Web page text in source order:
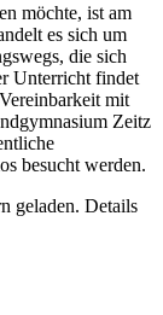
möchte, ist am
es sich um
die sich
Unterricht findet
mit
Zeitz
besucht werden.
geladen. Details